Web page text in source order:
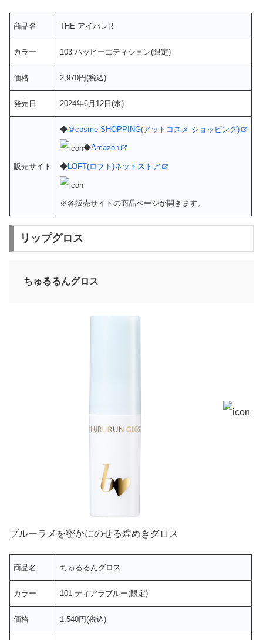
商品名 THE アイパレR
カラー 103 ハッピーエディション(限定)
価格 2,970円(税込)
発売日 2024年6月12日(水)
販売サイト
◆＠cosme SHOPPING(アットコスメ ショッピング)
◆Amazon
◆LOFT(ロフト)ネットストア
※各販売サイトの商品ページが開きます。
リップグロス
ちゅるるんグロス
ブルーラメを密かにのせる煌めきグロス
商品名 ちゅるるんグロス
カラー 101 ティアラブルー(限定)
価格 1,540円(税込)